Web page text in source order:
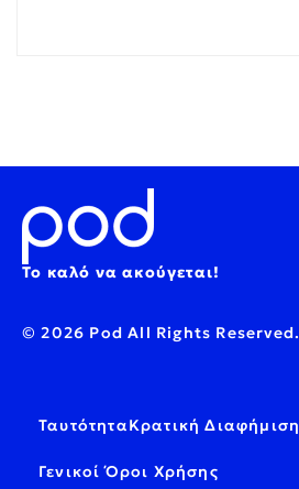
Το καλό να ακούγεται!
© 2026 Pod All Rights Reserved.
ΤαυτότηταΚρατική Διαφήμιση
Γενικοί Όροι Χρήσης